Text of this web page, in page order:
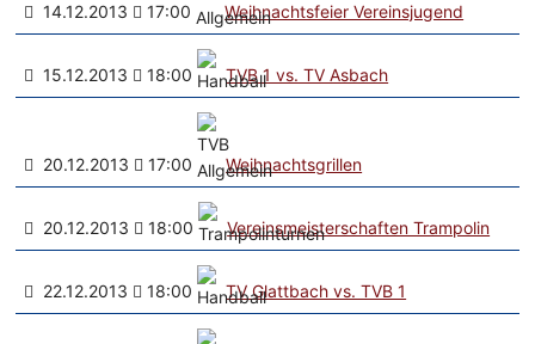
14.12.2013 17:00 Weihnachtsfeier Vereinsjugend
15.12.2013 18:00 TVB 1 vs. TV Asbach
20.12.2013 17:00 Weihnachtsgrillen
20.12.2013 18:00 Vereinsmeisterschaften Trampolin
22.12.2013 18:00 TV Glattbach vs. TVB 1